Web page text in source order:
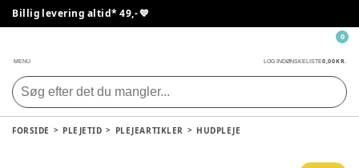
Billig levering altid* 49,- 💙
MENU LOG INDØNSKELISTE0,00 KR.
0
FORSIDE PLEJETID PLEJEARTIKLER HUDPLEJE